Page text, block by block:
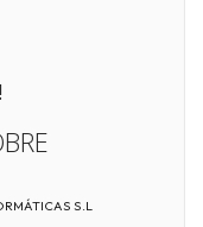
S.L